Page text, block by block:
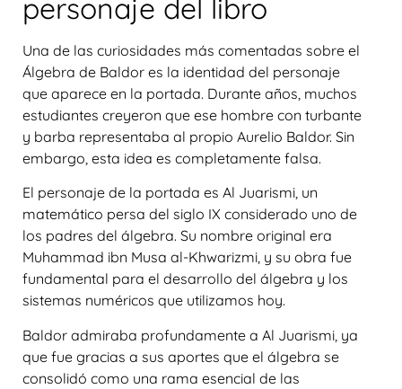
personaje del libro
Una de las curiosidades más comentadas sobre el
Álgebra de Baldor es la identidad del personaje
que aparece en la portada. Durante años, muchos
estudiantes creyeron que ese hombre con turbante
y barba representaba al propio Aurelio Baldor. Sin
embargo, esta idea es completamente falsa.
El personaje de la portada es Al Juarismi, un
matemático persa del siglo IX considerado uno de
los padres del álgebra. Su nombre original era
Muhammad ibn Musa al-Khwarizmi, y su obra fue
fundamental para el desarrollo del álgebra y los
sistemas numéricos que utilizamos hoy.
Baldor admiraba profundamente a Al Juarismi, ya
que fue gracias a sus aportes que el álgebra se
consolidó como una rama esencial de las